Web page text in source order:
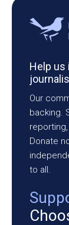
Help us
Our
backing.
Donate
to all.